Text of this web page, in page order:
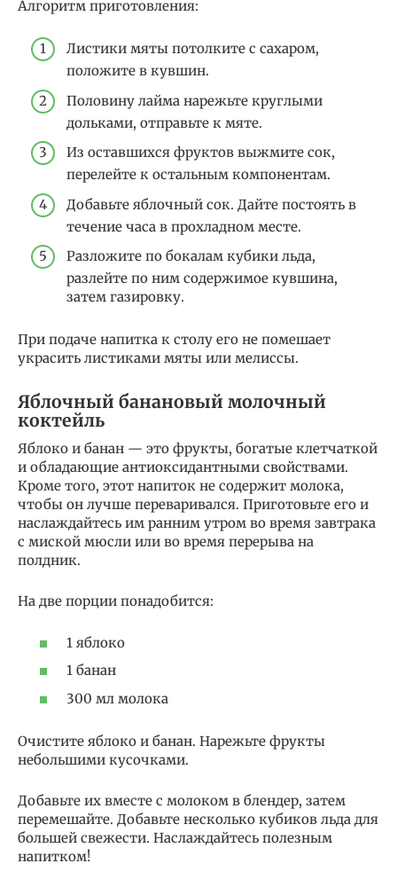
Алгоритм приготовления:
Листики мяты потолките с сахаром,
положите в кувшин.
Половину лайма нарежьте круглыми
дольками, отправьте к мяте.
Из оставшихся фруктов выжмите сок,
перелейте к остальным компонентам.
Добавьте яблочный сок. Дайте постоять в
течение часа в прохладном месте.
Разложите по бокалам кубики льда,
разлейте по ним содержимое кувшина,
затем газировку.
При подаче напитка к столу его не помешает
украсить листиками мяты или мелиссы.
Яблочный банановый молочный
коктейль
Яблоко и банан — это фрукты, богатые клетчаткой
и обладающие антиоксидантными свойствами.
Кроме того, этот напиток не содержит молока,
чтобы он лучше переваривался. Приготовьте его и
наслаждайтесь им ранним утром во время завтрака
с миской мюсли или во время перерыва на
полдник.
На две порции понадобится:
1 яблоко
1 банан
300 мл молока
Очистите яблоко и банан. Нарежьте фрукты
небольшими кусочками.
Добавьте их вместе с молоком в блендер, затем
перемешайте. Добавьте несколько кубиков льда для
большей свежести. Наслаждайтесь полезным
напитком!